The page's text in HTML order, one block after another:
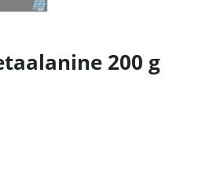
200 g